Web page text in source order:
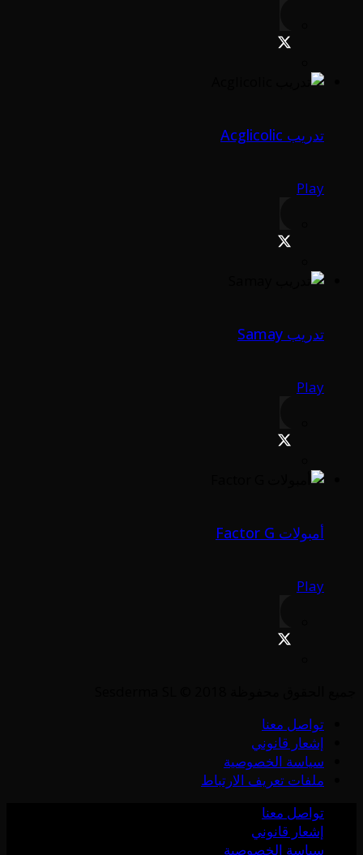
تدريب Acglicolic
Play
تدريب Samay
Play
أمبولات Factor G
Play
تواصل معنا
إشعار قانوني
سياسة الخصوصية
ملفات تعريف الارتباط
تواصل معنا
إشعار قانوني
سياسة الخصوصية